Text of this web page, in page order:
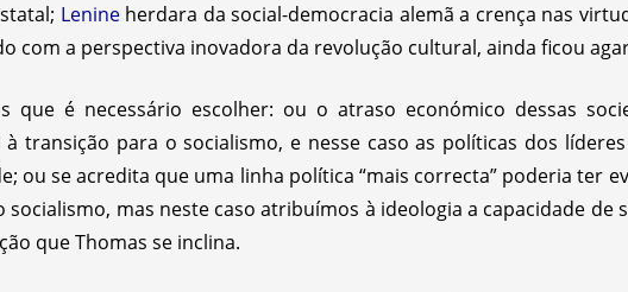
Lenineherdara da social-democracia alemã a crença nas
com a perspectiva inovadora da revolução cultural, ainda ficou
que é necessário escolher: ou o atraso económico dessas
transição para o socialismo, e nesse caso as políticas dos
ou se acredita que uma linha política “mais correcta” poderia ter
socialismo, mas neste caso atribuímos à ideologia a capacidade
que Thomas se inclina.